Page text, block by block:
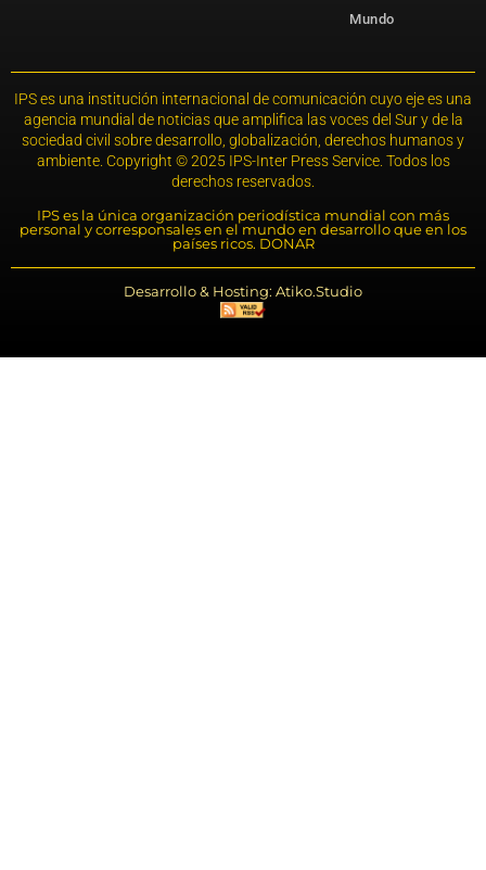
Mundo
IPS es una institución internacional de comunicación cuyo eje es una
agencia mundial de noticias que amplifica las voces del Sur y de la
sociedad civil sobre desarrollo, globalización, derechos humanos y
ambiente. Copyright © 2025 IPS-Inter Press Service. Todos los
derechos reservados.
IPS es la única organización periodística mundial con más
personal y corresponsales en el mundo en desarrollo que en los
países ricos. DONAR
Desarrollo & Hosting: Atiko.Studio